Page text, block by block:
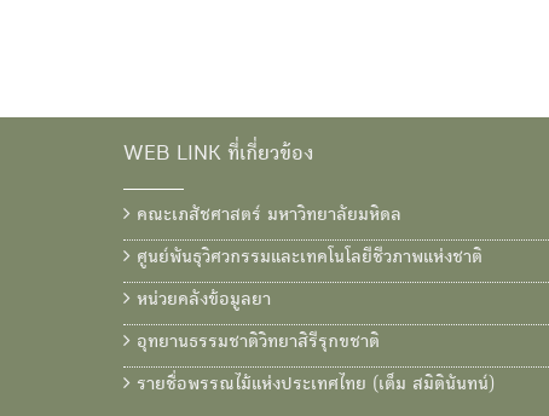
WEB LINK ที่เกี่ยวข้อง
คณะเภสัชศาสตร์ มหาวิทยาลัยมหิดล
ศูนย์พันธุวิศวกรรมและเทคโนโลยีชีวภาพแห่งชาติ
หน่วยคลังข้อมูลยา
อุทยานธรรมชาติวิทยาสิรีรุกขชาติ
รายชื่อพรรณไม้แห่งประเทศไทย (เต็ม สมิตินันทน์)